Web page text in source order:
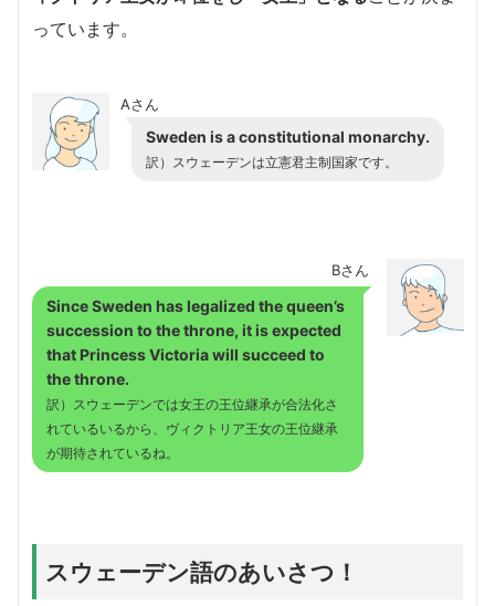
っています。
Aさん
Sweden is a constitutional monarchy.
訳）スウェーデンは立憲君主制国家です。
Bさん
Since Sweden has legalized the queen’s
succession to the throne, it is expected
that Princess Victoria will succeed to
the throne.
訳）スウェーデンでは女王の王位継承が合法化さ
れているいるから、ヴィクトリア王女の王位継承
が期待されているね。
スウェーデン語のあいさつ！